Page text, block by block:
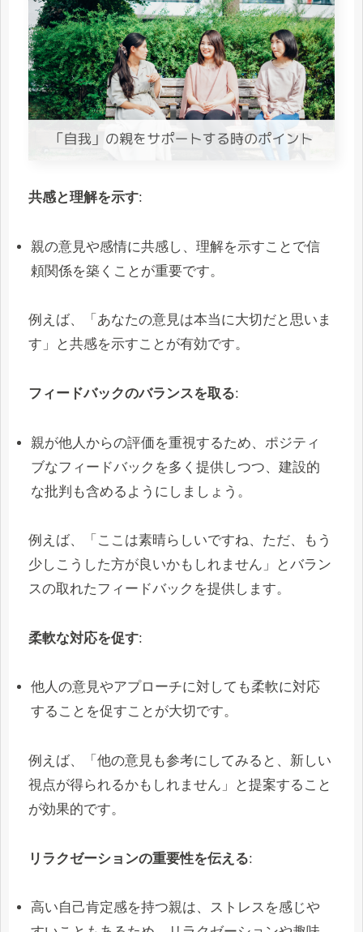
共感と理解を示す:
親の意見や感情に共感し、理解を示すことで信
頼関係を築くことが重要です。
例えば、「あなたの意見は本当に大切だと思いま
す」と共感を示すことが有効です。
フィードバックのバランスを取る:
親が他人からの評価を重視するため、ポジティ
ブなフィードバックを多く提供しつつ、建設的
な批判も含めるようにしましょう。
例えば、「ここは素晴らしいですね、ただ、もう
少しこうした方が良いかもしれません」とバラン
スの取れたフィードバックを提供します。
柔軟な対応を促す:
他人の意見やアプローチに対しても柔軟に対応
することを促すことが大切です。
例えば、「他の意見も参考にしてみると、新しい
視点が得られるかもしれません」と提案すること
が効果的です。
リラクゼーションの重要性を伝える:
高い自己肯定感を持つ親は、ストレスを感じや